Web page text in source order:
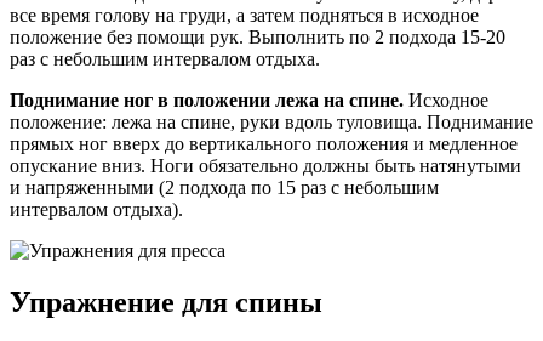
все время голову на груди, а затем подняться в исходное
положение без помощи рук. Выполнить по 2 подхода 15-20
раз с небольшим интервалом отдыха.
Поднимание ног в положении лежа на спине. Исходное
положение: лежа на спине, руки вдоль туловища. Поднимание
прямых ног вверх до вертикального положения и медленное
опускание вниз. Ноги обязательно должны быть натянутыми
и напряженными (2 подхода по 15 раз с небольшим
интервалом отдыха).
Упражнение для спины